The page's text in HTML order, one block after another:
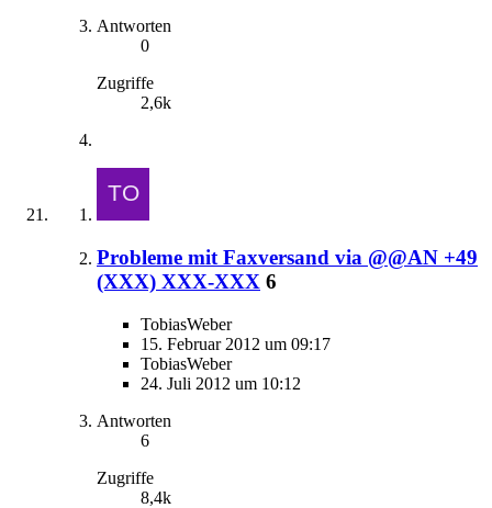
Antworten
0
Zugriffe
2,6k
Probleme mit Faxversand via @@AN +49
(XXX) XXX-XXX 6
TobiasWeber
15. Februar 2012 um 09:17
TobiasWeber
24. Juli 2012 um 10:12
Antworten
6
Zugriffe
8,4k